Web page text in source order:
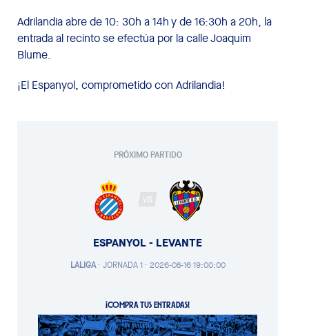
Adrilandia abre de 10: 30h a 14h y de 16:30h a 20h, la
entrada al recinto se efectúa por la calle Joaquim
Blume.
¡El Espanyol, comprometido con Adrilandia!
PRÓXIMO PARTIDO
VS
ESPANYOL - LEVANTE
LALIGA· JORNADA 1 · 2026-08-16 19:00:00
¡COMPRA TUS ENTRADAS!